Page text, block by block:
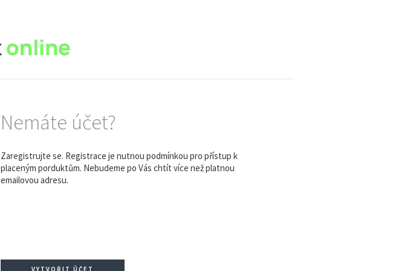
Nemáte účet?
Zaregistrujte se. Registrace je nutnou podmínkou pro přístup k
placeným porduktům. Nebudeme po Vás chtít více než platnou
emailovou adresu.
VYTVOŘIT ÚČET